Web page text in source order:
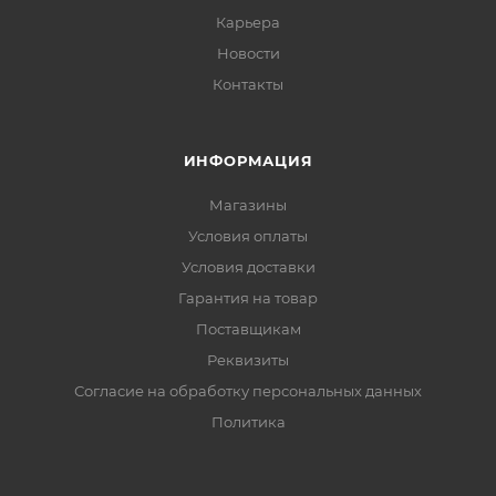
Карьера
Новости
Контакты
ИНФОРМАЦИЯ
Магазины
Условия оплаты
Условия доставки
Гарантия на товар
Поставщикам
Реквизиты
Согласие на обработку персональных данных
Политика